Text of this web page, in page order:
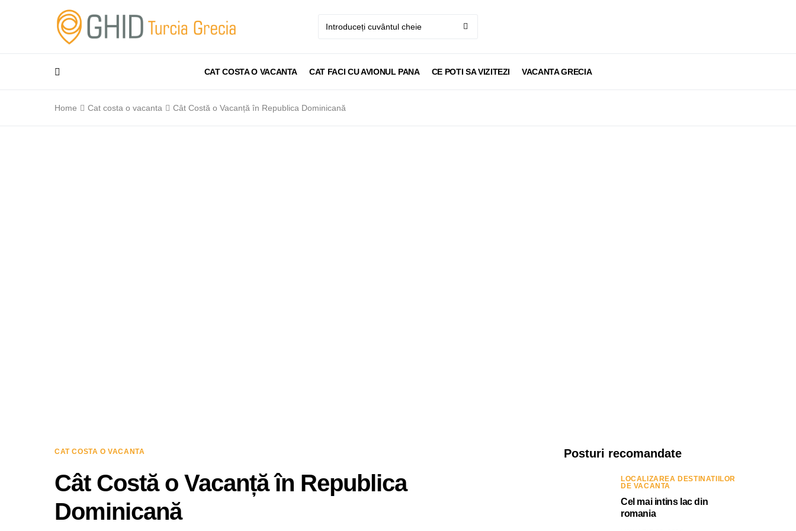
CAT COSTA O VACANTA CAT FACI CU AVIONUL PANA CE POTI SA VIZITEZI VACANTA GRECIA
Home Cat costa o vacanta Cât Costă o Vacanță în Republica Dominicană
CAT COSTA O VACANTA
Cât Costă o Vacanță în Republica
Dominicană
Posturi recomandate
LOCALIZAREA DESTINATIILOR
DE VACANTA
Cel mai intins lac din
romania